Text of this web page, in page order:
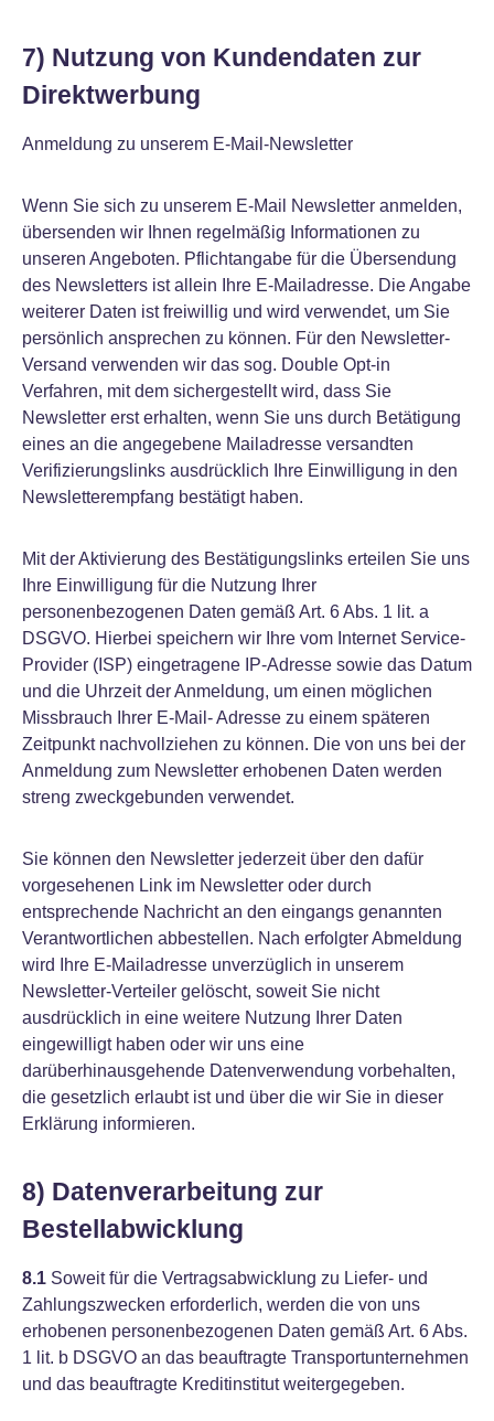
7) Nutzung von Kundendaten zur
Direktwerbung
Anmeldung zu unserem E-Mail-Newsletter
Wenn Sie sich zu unserem E-Mail Newsletter anmelden,
übersenden wir Ihnen regelmäßig Informationen zu
unseren Angeboten. Pflichtangabe für die Übersendung
des Newsletters ist allein Ihre E-Mailadresse. Die Angabe
weiterer Daten ist freiwillig und wird verwendet, um Sie
persönlich ansprechen zu können. Für den Newsletter-
Versand verwenden wir das sog. Double Opt-in
Verfahren, mit dem sichergestellt wird, dass Sie
Newsletter erst erhalten, wenn Sie uns durch Betätigung
eines an die angegebene Mailadresse versandten
Verifizierungslinks ausdrücklich Ihre Einwilligung in den
Newsletterempfang bestätigt haben.
Mit der Aktivierung des Bestätigungslinks erteilen Sie uns
Ihre Einwilligung für die Nutzung Ihrer
personenbezogenen Daten gemäß Art. 6 Abs. 1 lit. a
DSGVO. Hierbei speichern wir Ihre vom Internet Service-
Provider (ISP) eingetragene IP-Adresse sowie das Datum
und die Uhrzeit der Anmeldung, um einen möglichen
Missbrauch Ihrer E-Mail- Adresse zu einem späteren
Zeitpunkt nachvollziehen zu können. Die von uns bei der
Anmeldung zum Newsletter erhobenen Daten werden
streng zweckgebunden verwendet.
Sie können den Newsletter jederzeit über den dafür
vorgesehenen Link im Newsletter oder durch
entsprechende Nachricht an den eingangs genannten
Verantwortlichen abbestellen. Nach erfolgter Abmeldung
wird Ihre E-Mailadresse unverzüglich in unserem
Newsletter-Verteiler gelöscht, soweit Sie nicht
ausdrücklich in eine weitere Nutzung Ihrer Daten
eingewilligt haben oder wir uns eine
darüberhinausgehende Datenverwendung vorbehalten,
die gesetzlich erlaubt ist und über die wir Sie in dieser
Erklärung informieren.
8) Datenverarbeitung zur
Bestellabwicklung
8.1 Soweit für die Vertragsabwicklung zu Liefer- und
Zahlungszwecken erforderlich, werden die von uns
erhobenen personenbezogenen Daten gemäß Art. 6 Abs.
1 lit. b DSGVO an das beauftragte Transportunternehmen
und das beauftragte Kreditinstitut weitergegeben.